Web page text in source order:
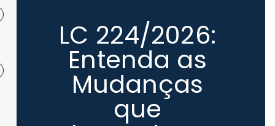
LC 224/2026:
Entenda as
Mudanças
que